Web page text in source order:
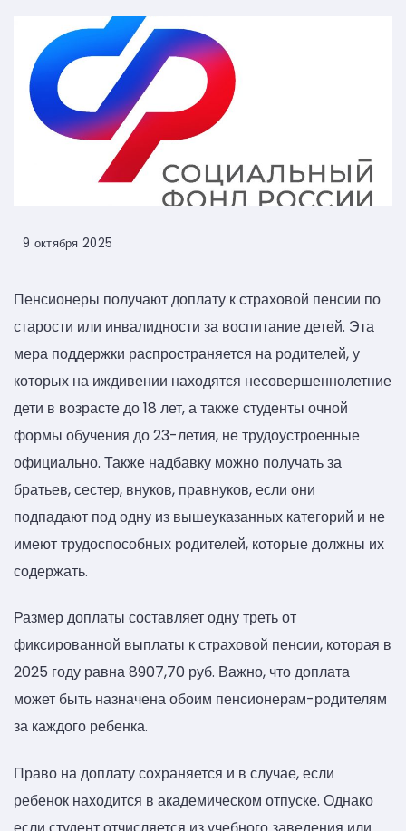
9 октября 2025
Пенсионеры получают доплату к страховой пенсии по
старости или инвалидности за воспитание детей. Эта
мера поддержки распространяется на родителей, у
которых на иждивении находятся несовершеннолетние
дети в возрасте до 18 лет, а также студенты очной
формы обучения до 23-летия, не трудоустроенные
официально. Также надбавку можно получать за
братьев, сестер, внуков, правнуков, если они
подпадают под одну из вышеуказанных категорий и не
имеют трудоспособных родителей, которые должны их
содержать.
Размер доплаты составляет одну треть от
фиксированной выплаты к страховой пенсии, которая в
2025 году равна 8907,70 руб. Важно, что доплата
может быть назначена обоим пенсионерам-родителям
за каждого ребенка.
Право на доплату сохраняется и в случае, если
ребенок находится в академическом отпуске. Однако